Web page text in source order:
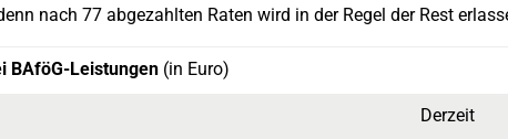
nach 77 abgezahlten Raten wird in der Regel der Rest
BAföG-Leistungen (in Euro)
Derzeit